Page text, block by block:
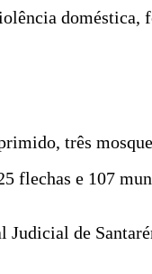
doméstica,
três
flechas e 107
Judicial de